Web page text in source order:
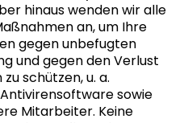
hinaus wenden wir alle
an, um Ihre
gegen unbefugten
und gegen den Verlust
schützen, u. a.
sowie
Mitarbeiter. Keine